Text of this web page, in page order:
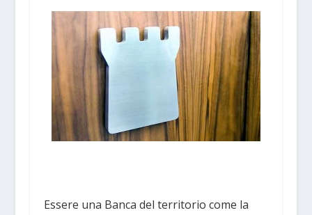
Essere una Banca del territorio come la